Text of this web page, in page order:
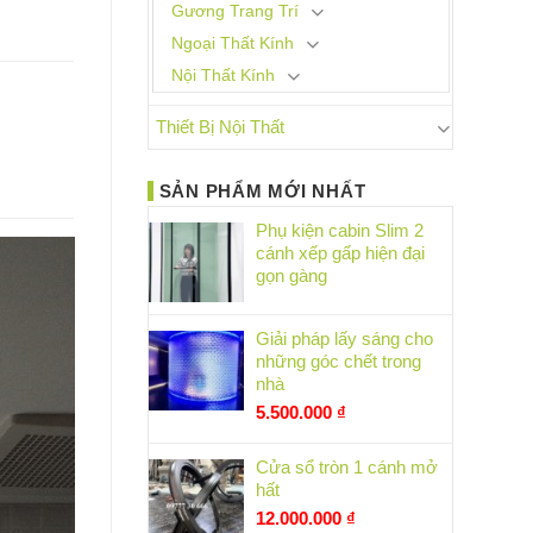
Gương Trang Trí
Ngoại Thất Kính
Nội Thất Kính
Thiết Bị Nội Thất
SẢN PHẨM MỚI NHẤT
Phụ kiện cabin Slim 2
cánh xếp gấp hiện đại
gọn gàng
Giải pháp lấy sáng cho
những góc chết trong
nhà
5.500.000 ₫
Cửa sổ tròn 1 cánh mở
hất
12.000.000 ₫